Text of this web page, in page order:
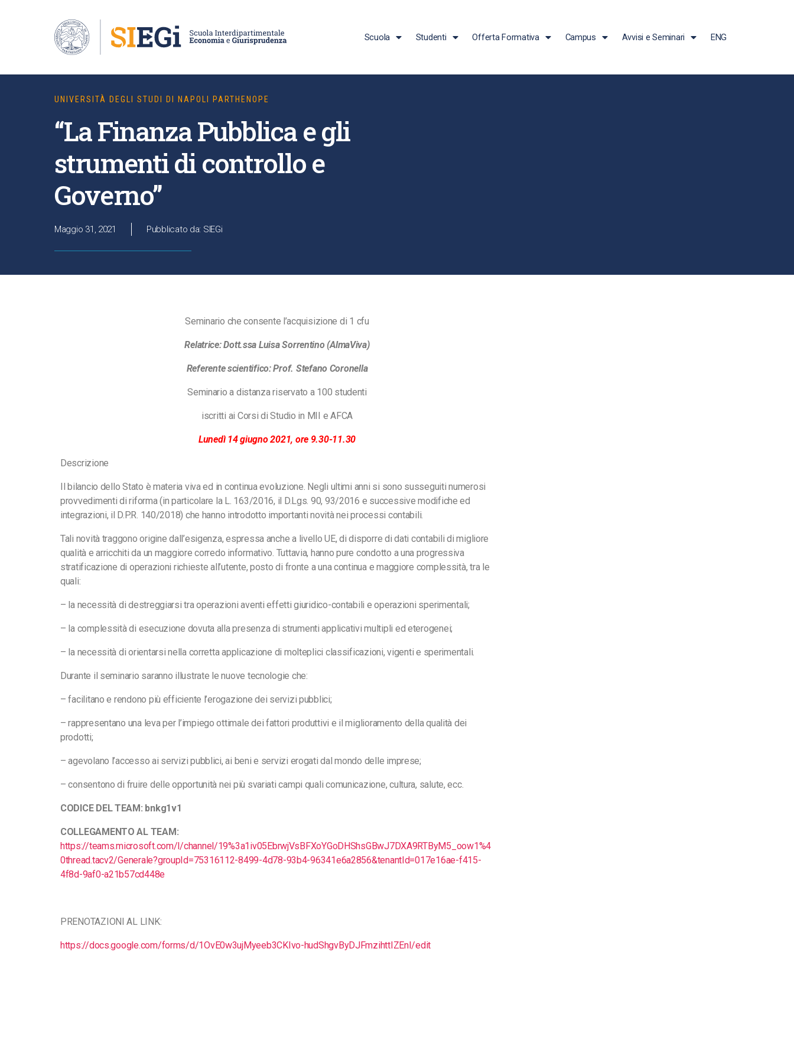
Scuola Studenti Offerta Formativa Campus Avvisi e Seminari ENG
UNIVERSITÀ DEGLI STUDI DI NAPOLI PARTHENOPE
“La Finanza Pubblica e gli
strumenti di controllo e
Governo”
Maggio 31, 2021 Pubblicato da: SIEGi
Seminario che consente l’acquisizione di 1 cfu
Relatrice: Dott.ssa Luisa Sorrentino (AlmaViva)
Referente scientifico: Prof. Stefano Coronella
Seminario a distanza riservato a 100 studenti
iscritti ai Corsi di Studio in MII e AFCA
Lunedì 14 giugno 2021, ore 9.30-11.30
Descrizione
Il bilancio dello Stato è materia viva ed in continua evoluzione. Negli ultimi anni si sono susseguiti numerosi
provvedimenti di riforma (in particolare la L. 163/2016, il D.Lgs. 90, 93/2016 e successive modifiche ed
integrazioni, il D.P.R. 140/2018) che hanno introdotto importanti novità nei processi contabili.
Tali novità traggono origine dall’esigenza, espressa anche a livello UE, di disporre di dati contabili di migliore
qualità e arricchiti da un maggiore corredo informativo. Tuttavia, hanno pure condotto a una progressiva
stratificazione di operazioni richieste all’utente, posto di fronte a una continua e maggiore complessità, tra le
quali:
– la necessità di destreggiarsi tra operazioni aventi effetti giuridico-contabili e operazioni sperimentali;
– la complessità di esecuzione dovuta alla presenza di strumenti applicativi multipli ed eterogenei;
– la necessità di orientarsi nella corretta applicazione di molteplici classificazioni, vigenti e sperimentali.
Durante il seminario saranno illustrate le nuove tecnologie che:
– facilitano e rendono più efficiente l’erogazione dei servizi pubblici;
– rappresentano una leva per l’impiego ottimale dei fattori produttivi e il miglioramento della qualità dei
prodotti;
– agevolano l’accesso ai servizi pubblici, ai beni e servizi erogati dal mondo delle imprese;
– consentono di fruire delle opportunità nei più svariati campi quali comunicazione, cultura, salute, ecc.
CODICE DEL TEAM: bnkg1v1
COLLEGAMENTO AL TEAM:
https://teams.microsoft.com/l/channel/19%3a1iv05EbrwjVsBFXoYGoDHShsGBwJ7DXA9RTByM5_oow1%4
0thread.tacv2/Generale?groupId=75316112-8499-4d78-93b4-96341e6a2856&tenantId=017e16ae-f415-
4f8d-9af0-a21b57cd448e
PRENOTAZIONI AL LINK:
https://docs.google.com/forms/d/1OvE0w3ujMyeeb3CKIvo-hudShgvByDJFmzihttIZEnI/edit